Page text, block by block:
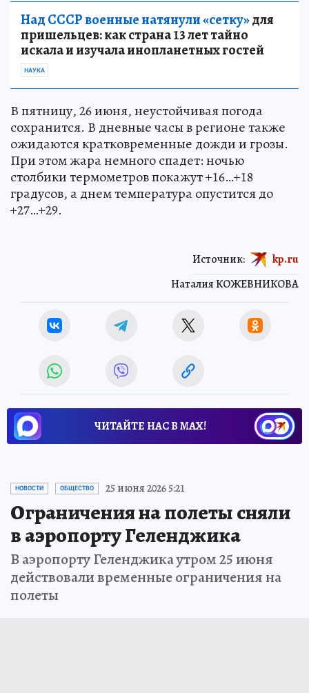
Над СССР военные натянули «сетку»для
пришельцев: как страна 13 лет тайно
искала и изучала инопланетных гостей
НАУКА
В пятницу, 26 июня, неустойчивая погода
сохранится. В дневные часы в регионе также
ожидаются кратковременные дожди и грозы.
При этом жара немного спадет: ночью
столбики термометров покажут +16…+18
градусов, а днем температура опустится до
+27…+29.
Наталия КОЖЕВНИКОВА
Источник: kp.ru
ЧИТАЙТЕ НАС В МАХ!
НОВОСТИ ОБЩЕСТВО 25 июня 2026 5:21
Ограничения на полеты сняли
в аэропорту Геленджика
В аэропорту Геленджика утром 25 июня
действовали временные ограничения на
полеты